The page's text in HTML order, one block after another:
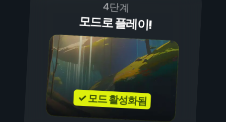
4단계
모드로 플레이!
✓ 모드 활성화됨